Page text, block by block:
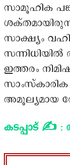
സാമൂഹിക
സാക്ഷ്യം
ഇത്തരം
അമൂല്യമായ
കടപ്പാട് ✍️ :